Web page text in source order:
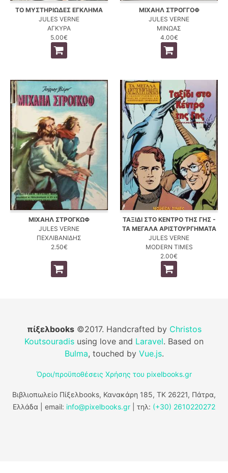
ΤΟ ΜΥΣΤΗΡΙΩΔΕΣ ΕΓΚΛΗΜΑ
JULES VERNE
ΑΓΚΥΡΑ
5.00€
ΜΙΧΑΗΛ ΣΤΡΟΓΓΟΦ
JULES VERNE
ΜΙΝΩΑΣ
4.00€
ΜΙΧΑΗΛ ΣΤΡΟΓΚΩΦ
JULES VERNE
ΠΕΧΛΙΒΑΝΙΔΗΣ
2.50€
ΤΑΞΙΔΙ ΣΤΟ ΚΕΝΤΡΟ ΤΗΣ ΓΗΣ -
ΤΑ ΜΕΓΑΛΑ ΑΡΙΣΤΟΥΡΓΗΜΑΤΑ
JULES VERNE
MODERN TIMES
2.00€
πίξελbooks©2017. Handcrafted by Christos
Koutsouradis using love and Laravel. Based on
Bulma, touched by Vue.js.
Όροι/προϋποθέσεις Χρήσης του pixelbooks.gr
Βιβλιοπωλείο Πίξελbooks, Κανακάρη 185, ΤΚ 26221, Πάτρα,
Ελλάδα | email: info@pixelbooks.gr | τηλ: (+30) 2610220272